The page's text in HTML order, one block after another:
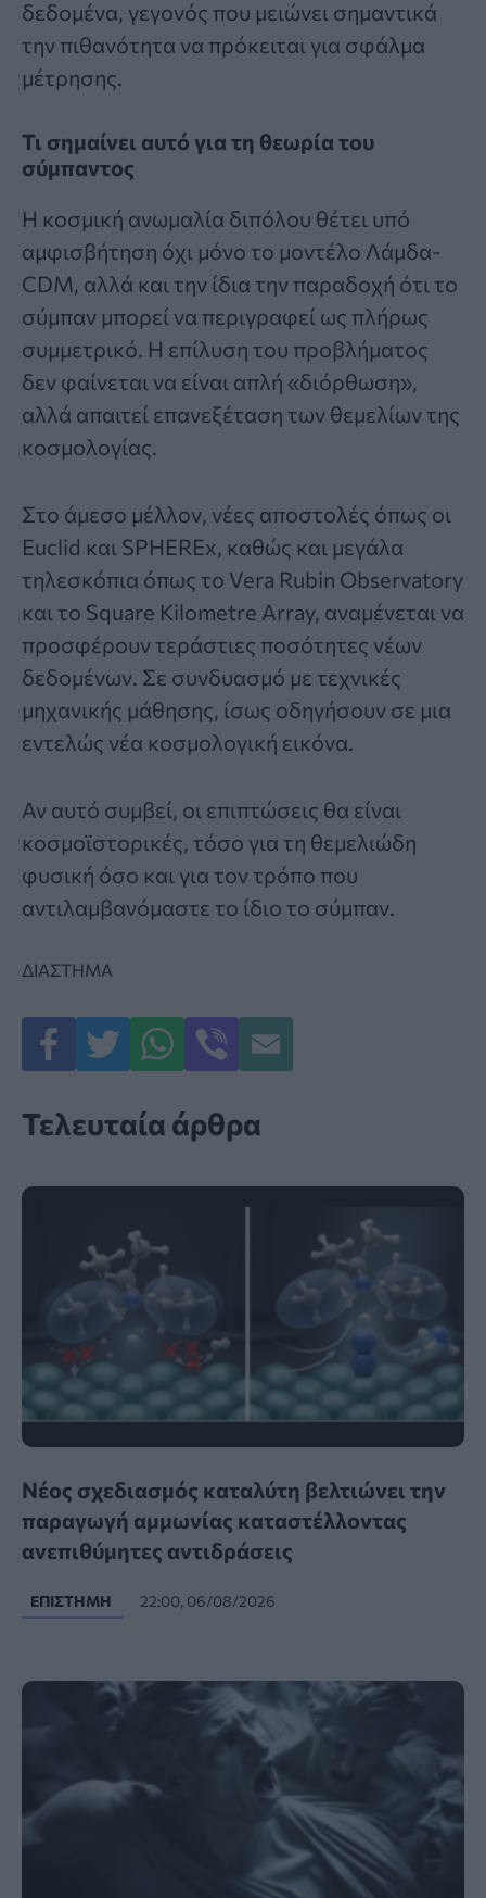
δεδομένα, γεγονός που μειώνει σημαντικά
την πιθανότητα να πρόκειται για σφάλμα
μέτρησης.
Τι σημαίνει αυτό για τη θεωρία του
σύμπαντος
Η κοσμική ανωμαλία διπόλου θέτει υπό
αμφισβήτηση όχι μόνο το μοντέλο Λάμδα-
CDM, αλλά και την ίδια την παραδοχή ότι το
σύμπαν μπορεί να περιγραφεί ως πλήρως
συμμετρικό. Η επίλυση του προβλήματος
δεν φαίνεται να είναι απλή «διόρθωση»,
αλλά απαιτεί επανεξέταση των θεμελίων της
κοσμολογίας.
Στο άμεσο μέλλον, νέες αποστολές όπως οι
Euclid και SPHEREx, καθώς και μεγάλα
τηλεσκόπια όπως το Vera Rubin Observatory
και το Square Kilometre Array, αναμένεται να
προσφέρουν τεράστιες ποσότητες νέων
δεδομένων. Σε συνδυασμό με τεχνικές
μηχανικής μάθησης, ίσως οδηγήσουν σε μια
εντελώς νέα κοσμολογική εικόνα.
Αν αυτό συμβεί, οι επιπτώσεις θα είναι
κοσμοϊστορικές, τόσο για τη θεμελιώδη
φυσική όσο και για τον τρόπο που
αντιλαμβανόμαστε το ίδιο το σύμπαν.
ΔΙΑΣΤΗΜΑ
Τελευταία άρθρα
Νέος σχεδιασμός καταλύτη βελτιώνει την
παραγωγή αμμωνίας καταστέλλοντας
ανεπιθύμητες αντιδράσεις
ΕΠΙΣΤΉΜΗ 22:00, 06/08/2026